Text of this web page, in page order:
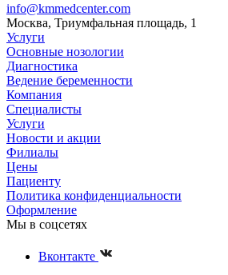
info@kmmedcenter.com
Москва, Триумфальная площадь, 1
Услуги
Основные нозологии
Диагностика
Ведение беременности
Компания
Специалисты
Услуги
Новости и акции
Филиалы
Цены
Пациенту
Политика конфиденциальности
Оформление
Мы в соцсетях
Вконтакте